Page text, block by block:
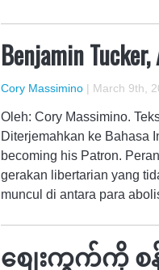
Benjamin
Cory Massimino | March 9th,
Oleh: Cory Massimino.
Diterjemahkan ke Bahasa
becoming his Patron.
gerakan libertarian yang
muncul di antara para
စျေးကွက်ကို စ